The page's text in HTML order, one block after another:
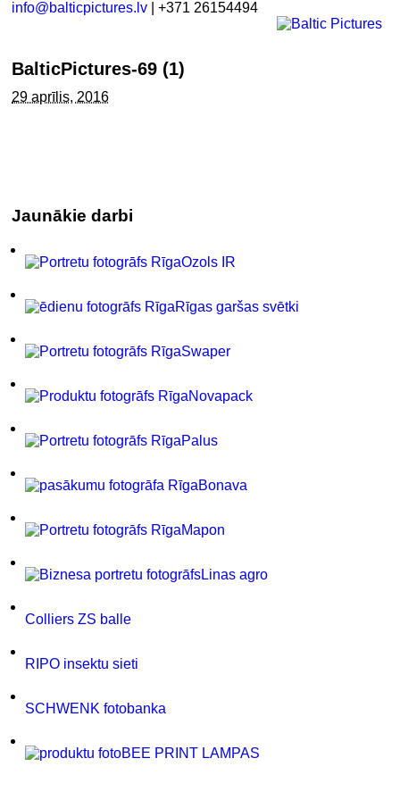
info@balticpictures.lv | +371 26154494
BalticPictures-69 (1)
29 aprīlis, 2016
Jaunākie darbi
Ozols IR
Rīgas garšas svētki
Swaper
Novapack
Palus
Bonava
Mapon
Linas agro
Colliers ZS balle
RIPO insektu sieti
SCHWENK fotobanka
BEE PRINT LAMPAS